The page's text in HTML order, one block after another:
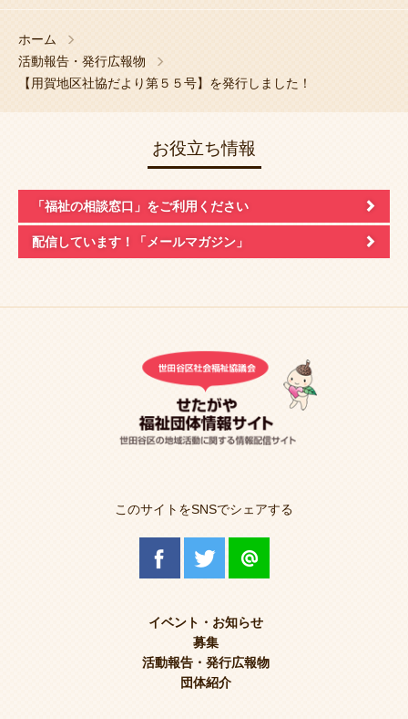
ホーム
活動報告・発行広報物
【用賀地区社協だより第５５号】を発行しました！
お役立ち情報
「福祉の相談窓口」 をご利用ください
配信しています！ 「メールマガジン」
このサイトをSNSでシェアする
イベント・お知らせ
募集
活動報告・発行広報物
団体紹介